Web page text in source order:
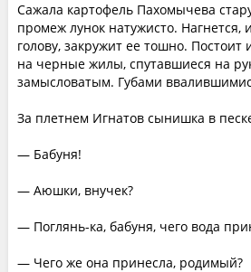
Сажала картофель Пахомычева
промеж лунок натужисто. Нагнется,
голову, закружит ее тошно. Постоит
на черные жилы, спутавшиеся на
замысловатым. Губами
За плетнем Игнатов сынишка в
— Бабуня!
— Аюшки, внучек?
— Поглянь-ка, бабуня, чего вода
— Чего же она принесла, родимый?